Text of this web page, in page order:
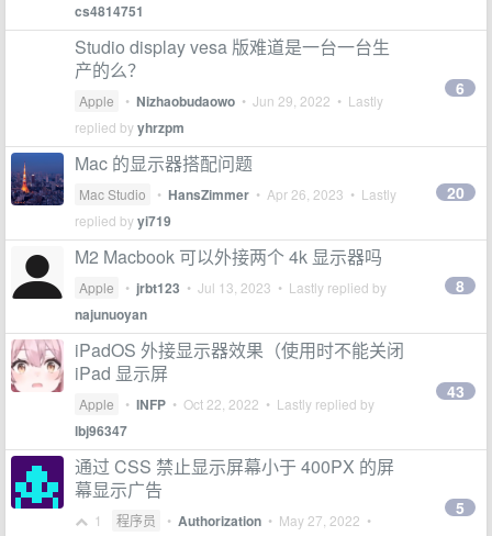
cs4814751
Studio display vesa 版难道是一台一台生
产的么？
Apple • Nizhaobudaowo • Jun 29, 2022 • Lastly
replied byyhrzpm
6
Mac 的显示器搭配问题
Mac Studio • HansZimmer • Apr 26, 2023 • Lastly
replied byyi719
20
M2 Macbook 可以外接两个 4k 显示器吗
Apple • jrbt123 • Jul 13, 2023 • Lastly replied by
najunuoyan
8
iPadOS 外接显示器效果（使用时不能关闭
iPad 显示屏
Apple • INFP • Oct 22, 2022 • Lastly replied by
lbj96347
43
通过 CSS 禁止显示屏幕小于 400PX 的屏
幕显示广告
1 程序员 • Authorization • May 27, 2022 •
5